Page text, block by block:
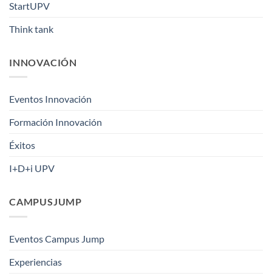
StartUPV
Think tank
INNOVACIÓN
Eventos Innovación
Formación Innovación
Éxitos
I+D+i UPV
CAMPUSJUMP
Eventos Campus Jump
Experiencias